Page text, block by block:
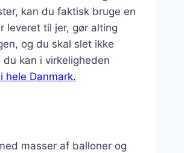
kan du faktisk bruge en
leveret til jer, gør alting
og du skal slet ikke
kan i virkeligheden
hele Danmark.
masser af balloner og